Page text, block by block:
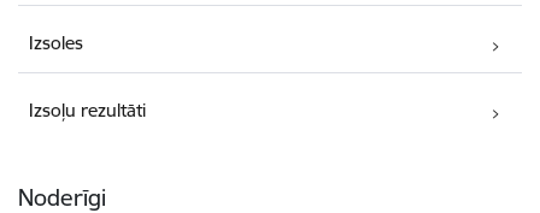
Izsoles
Izsoļu rezultāti
Noderīgi